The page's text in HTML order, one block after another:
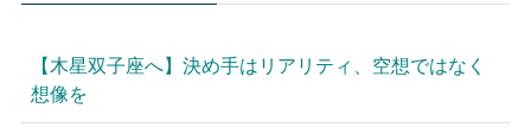
【木星双子座へ】決め手はリアリティ、空想ではなく
想像を